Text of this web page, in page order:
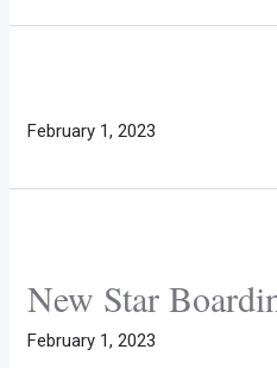
February 1, 2023
New Star
February 1, 2023